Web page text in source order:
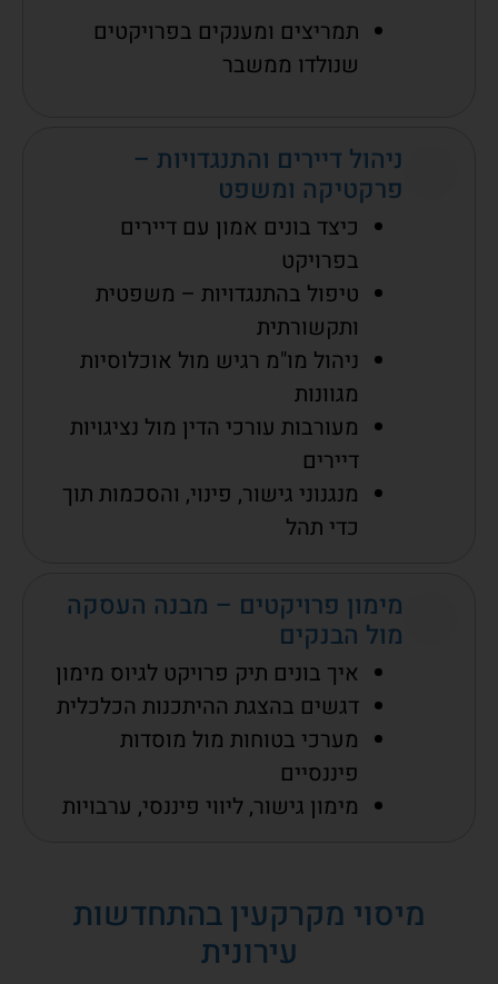
תמריצים ומענקים בפרויקטים
שנולדו ממשבר
ניהול דיירים והתנגדויות –
פרקטיקה ומשפט
כיצד בונים אמון עם דיירים
בפרויקט
טיפול בהתנגדויות – משפטית
ותקשורתית
ניהול מו"מ רגיש מול אוכלוסיות
מגוונות
מעורבות עורכי הדין מול נציגויות
דיירים
מנגנוני גישור, פינוי, והסכמות תוך
כדי תהל
מימון פרויקטים – מבנה העסקה
מול הבנקים
איך בונים תיק פרויקט לגיוס מימון
דגשים בהצגת ההיתכנות הכלכלית
מערכי בטוחות מול מוסדות
פיננסיים
מימון גישור, ליווי פיננסי, ערבויות
מיסוי מקרקעין בהתחדשות
עירונית